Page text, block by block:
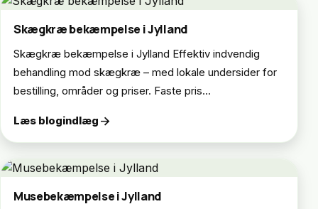
Skægkræ bekæmpelse i Jylland
Skægkræ bekæmpelse i Jylland Effektiv indvendig
behandling mod skægkræ – med lokale undersider for
bestilling, områder og priser. Faste pris...
Læs blogindlæg arrow_forward
Musebekæmpelse i Jylland